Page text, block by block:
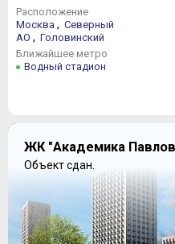
Расположение
Москва , Северный
АО , Головинский
Ближайшее метро
Водный стадион
ЖК "Академика
Объект сдан.